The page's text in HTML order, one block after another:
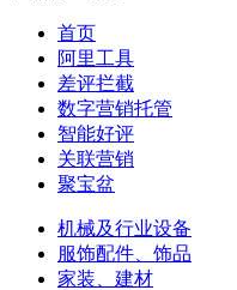
首页
阿里工具
差评拦截
数字营销托管
智能好评
关联营销
聚宝盆
机械及行业设备
服饰配件、饰品
家装、建材